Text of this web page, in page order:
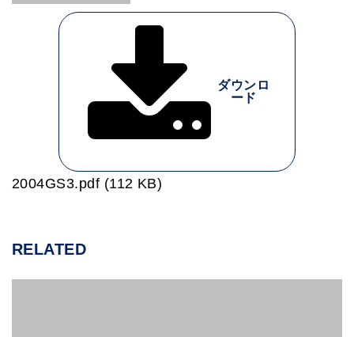
ダウンロ
ード
2004GS3.pdf (112 KB)
RELATED